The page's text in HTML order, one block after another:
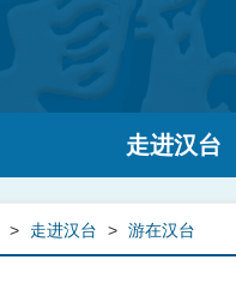
走进汉台
> 走进汉台 > 游在汉台